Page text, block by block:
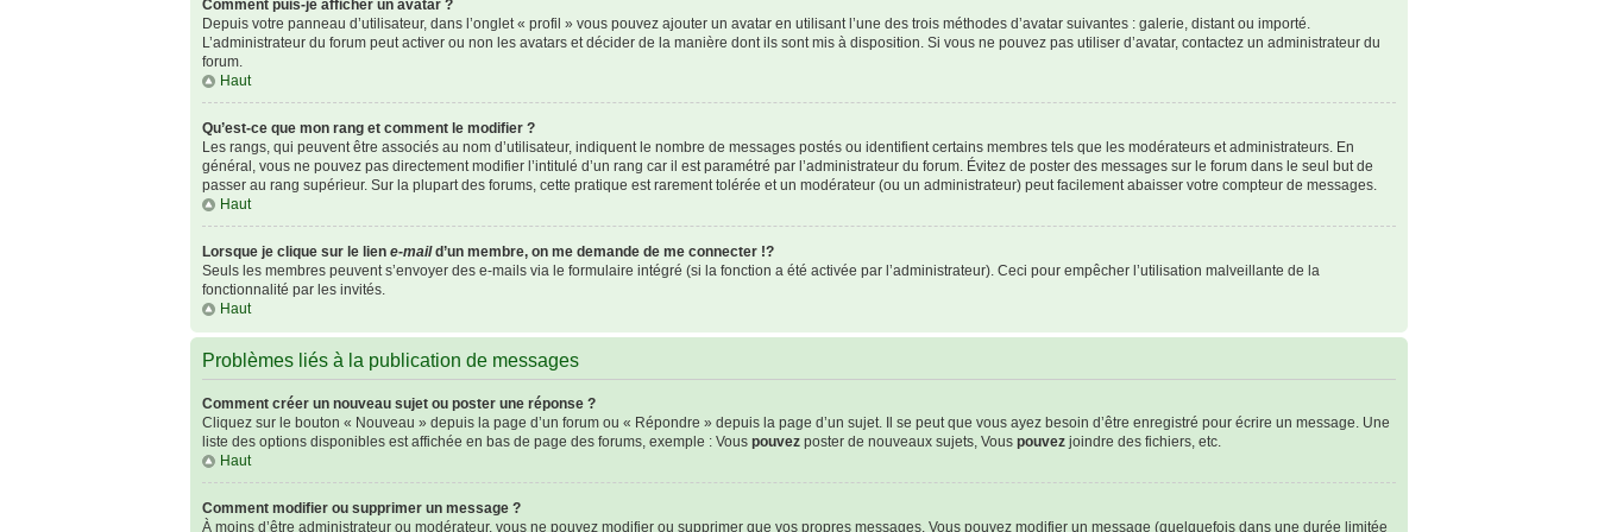
Comment puis-je afficher un avatar ?
Depuis votre panneau d’utilisateur, dans l’onglet « profil » vous pouvez ajouter un avatar en utilisant l’une des trois méthodes d’avatar suivantes : galerie, distant ou importé.
L’administrateur du forum peut activer ou non les avatars et décider de la manière dont ils sont mis à disposition. Si vous ne pouvez pas utiliser d’avatar, contactez un administrateur du
forum.
Haut
Qu’est-ce que mon rang et comment le modifier ?
Les rangs, qui peuvent être associés au nom d’utilisateur, indiquent le nombre de messages postés ou identifient certains membres tels que les modérateurs et administrateurs. En
général, vous ne pouvez pas directement modifier l’intitulé d’un rang car il est paramétré par l’administrateur du forum. Évitez de poster des messages sur le forum dans le seul but de
passer au rang supérieur. Sur la plupart des forums, cette pratique est rarement tolérée et un modérateur (ou un administrateur) peut facilement abaisser votre compteur de messages.
Haut
Lorsque je clique sur le lien e-maild’un membre, on me demande de me connecter !?
Seuls les membres peuvent s’envoyer des e-mails via le formulaire intégré (si la fonction a été activée par l’administrateur). Ceci pour empêcher l’utilisation malveillante de la
fonctionnalité par les invités.
Haut
Problèmes liés à la publication de messages
Comment créer un nouveau sujet ou poster une réponse ?
Cliquez sur le bouton « Nouveau » depuis la page d’un forum ou « Répondre » depuis la page d’un sujet. Il se peut que vous ayez besoin d’être enregistré pour écrire un message. Une
liste des options disponibles est affichée en bas de page des forums, exemple : Vous pouvez poster de nouveaux sujets, Vous pouvez joindre des fichiers, etc.
Haut
Comment modifier ou supprimer un message ?
À moins d’être administrateur ou modérateur, vous ne pouvez modifier ou supprimer que vos propres messages. Vous pouvez modifier un message (quelquefois dans une durée limitée